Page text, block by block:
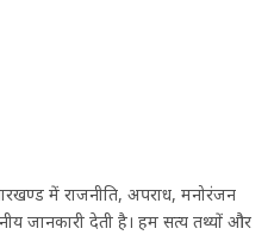
में राजनीति, अपराध, मनोरंजन
जानकारी देती है। हम सत्य तथ्यों और